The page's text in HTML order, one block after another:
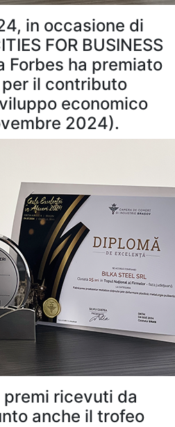
in occasione di
FOR BUSINESS
Forbes ha premiato
per il contributo
economico
2024).
ricevuti da
anche il trofeo